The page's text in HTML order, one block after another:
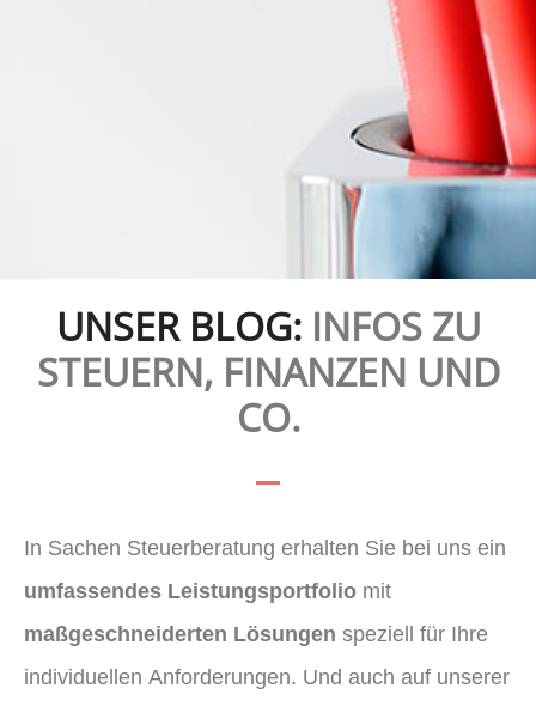
UNSER BLOG: INFOS ZU
STEUERN, FINANZEN UND
CO.
In Sachen Steuerberatung erhalten Sie bei uns ein
umfassendes Leistungsportfolio mit
maßgeschneiderten Lösungen speziell für Ihre
individuellen Anforderungen. Und auch auf unserer